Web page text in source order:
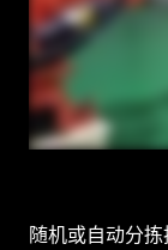
随机或自动分